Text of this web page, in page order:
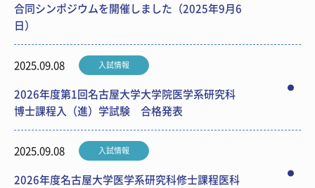
合同シンポジウムを開催しました（2025年9月6
日）
2025.09.08 入試情報
2026年度第1回名古屋大学大学院医学系研究科
博士課程入（進）学試験 合格発表
2025.09.08 入試情報
2026年度名古屋大学医学系研究科修士課程医科